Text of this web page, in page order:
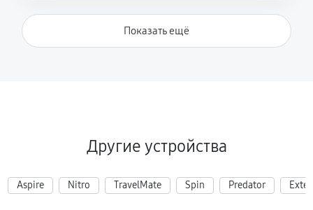
Показать ещё
Другие устройства
Aspire Nitro TravelMate Spin Predator